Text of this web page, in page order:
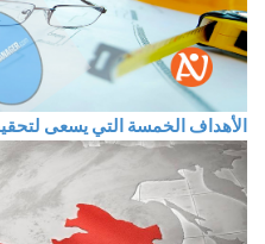
الأهداف الخمسة التي يسعى